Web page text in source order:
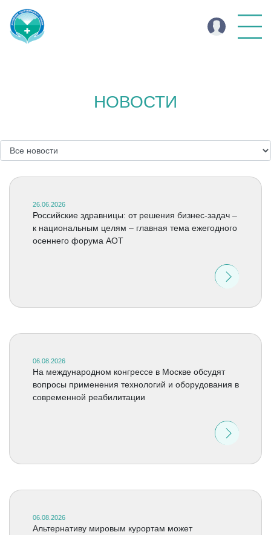
НОВОСТИ
26.06.2026
Российские здравницы: от решения бизнес-задач –
к национальным целям – главная тема ежегодного
осеннего форума АОТ
06.08.2026
На международном конгрессе в Москве обсудят
вопросы применения технологий и оборудования в
современной реабилитации
06.08.2026
Альтернативу мировым курортам может